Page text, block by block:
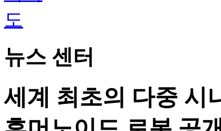
뉴스 센터
세계 최초의 다중 시